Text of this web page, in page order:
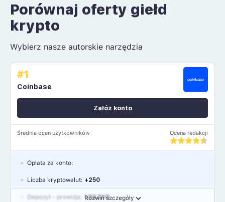
Porównaj oferty giełd
krypto
Wybierz nasze autorskie narzędzia
#1
Coinbase
Średnia ocen użytkowników Ocena redakcji
Załóż konto
Rozwiń szczegóły
Opłata za konto:
Liczba kryptowalut: +250
Depozyt - prowizja: 1.99 EUR